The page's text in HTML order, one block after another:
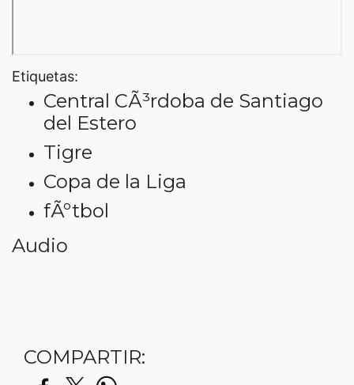
Etiquetas:
Central CÃ³rdoba de Santiago
del Estero
Tigre
Copa de la Liga
fÃºtbol
Audio
COMPARTIR: